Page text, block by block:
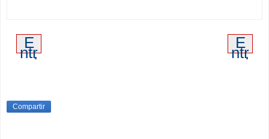
E
ntr
ad
re
ci
E
ntr
ad
Compartir